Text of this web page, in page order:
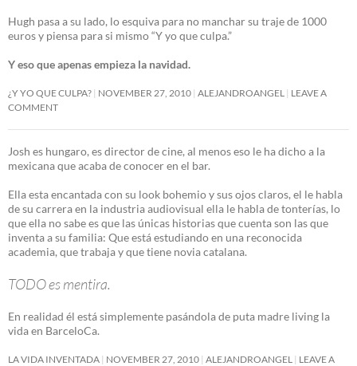
Hugh pasa a su lado, lo esquiva para no manchar su traje de 1000
euros y piensa para si mismo “Y yo que culpa.”
Y eso que apenas empieza la navidad.
¿Y YO QUE CULPA? NOVEMBER 27, 2010 ALEJANDROANGEL
LEAVE A
COMMENT
Josh es hungaro, es director de cine, al menos eso le ha dicho a la
mexicana que acaba de conocer en el bar.
Ella esta encantada con su look bohemio y sus ojos claros, el le habla
de su carrera en la industria audiovisual ella le habla de tonterías, lo
que ella no sabe es que las únicas historias que cuenta son las que
inventa a su familia: Que está estudiando en una reconocida
academia, que trabaja y que tiene novia catalana.
TODO es mentira.
En realidad él está simplemente pasándola de puta madre living la
vida en BarceloCa.
LA VIDA INVENTADA NOVEMBER 27, 2010 ALEJANDROANGEL
LEAVE A